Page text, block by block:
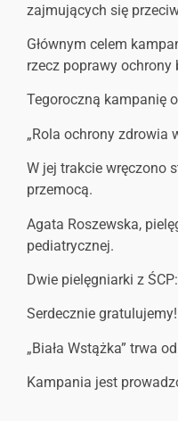
zajmujących się
Głównym celem
rzecz poprawy
Tegoroczną kampanię
„Rola ochrony zdrowia
W jej trakcie wręczono
przemocą.
Agata Roszewska,
pediatrycznej.
Dwie pielęgniarki z
Serdecznie gratulujemy!
„Biała Wstążka” trwa
Kampania jest